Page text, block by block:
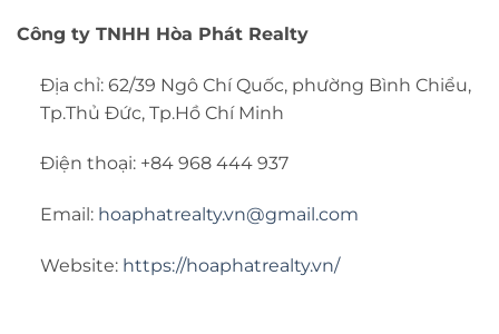
Công ty TNHH Hòa Phát Realty
Địa chỉ: 62/39 Ngô Chí Quốc, phường Bình Chiểu,
Tp.Thủ Đức, Tp.Hồ Chí Minh
Điện thoại: +84 968 444 937
Email: hoaphatrealty.vn@gmail.com
Website: https://hoaphatrealty.vn/